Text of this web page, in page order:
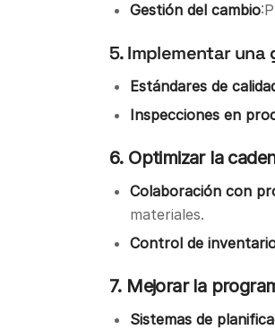
Gestión del cambio
5. Implementar
Estándares de
Inspecciones en
6. Optimizar la
Colaboración con
materiales.
Control de
7. Mejorar la
Sistemas de